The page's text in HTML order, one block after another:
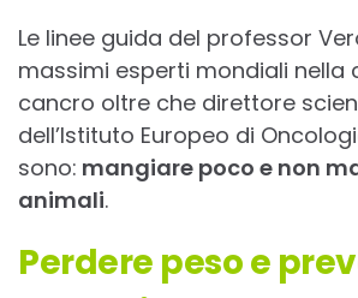
Le linee guida del professor
massimi esperti mondiali nella
cancro oltre che direttore
dell’Istituto Europeo di
sono: mangiare poco e non
animali.
Perdere peso e